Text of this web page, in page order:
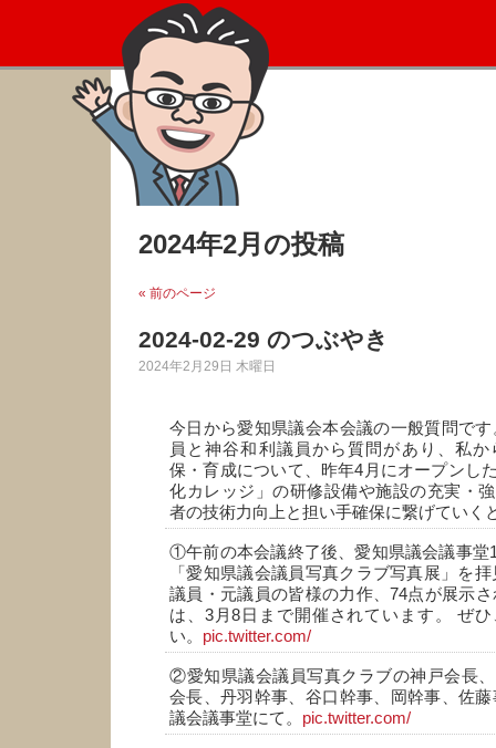
2024年2月の投稿
« 前のページ
2024-02-29 のつぶやき
2024年2月29日 木曜日
今日から愛知県議会本会議の一般質問で
員と神谷和利議員から質問があり、私
保・育成について、昨年4月にオープンし
化カレッジ」の研修設備や施設の充実・
者の技術力向上と担い手確保に繋げていく
①午前の本会議終了後、愛知県議会議事堂
「愛知県議会議員写真クラブ写真展」を
議員・元議員の皆様の力作、74点が展示
は、3月8日まで開催されています。 ぜ
い。 pic.twitter.com/
②愛知県議会議員写真クラブの神戸会長
会長、丹羽幹事、谷口幹事、岡幹事、佐
議会議事堂にて。 pic.twitter.com/